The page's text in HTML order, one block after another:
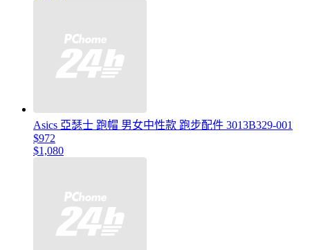
Asics 亞瑟士 跑帽 男女中性款 跑步配件 3013B329-001
$972
$1,080